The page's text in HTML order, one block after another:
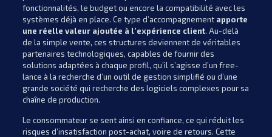
fonctionnalités, le budget ou encore la compatibilité avec les
systèmes déjà en place. Ce type d’accompagnement apporte
une réelle valeur ajoutée à l’expérience client. Au-delà
de la simple vente, ces structures deviennent de véritables
partenaires technologiques, capables de fournir des
solutions adaptées à chaque profil, qu’il s’agisse d’un free-
lance à la recherche d’un outil de gestion simplifié ou d’une
grande société qui recherche des logiciels complexes pour sa
chaîne de production.
Le consommateur se sent ainsi en confiance, ce qui réduit les
risques d’insatisfaction post-achat, voire de retours. Cette